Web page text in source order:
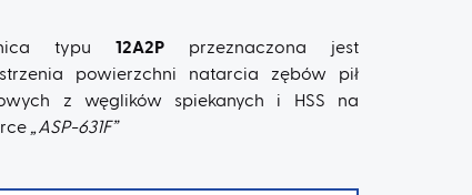
typu12A2P przeznaczona jest
powierzchni natarcia zębów pił
z węglików spiekanych i HSS na
„ASP-631F”